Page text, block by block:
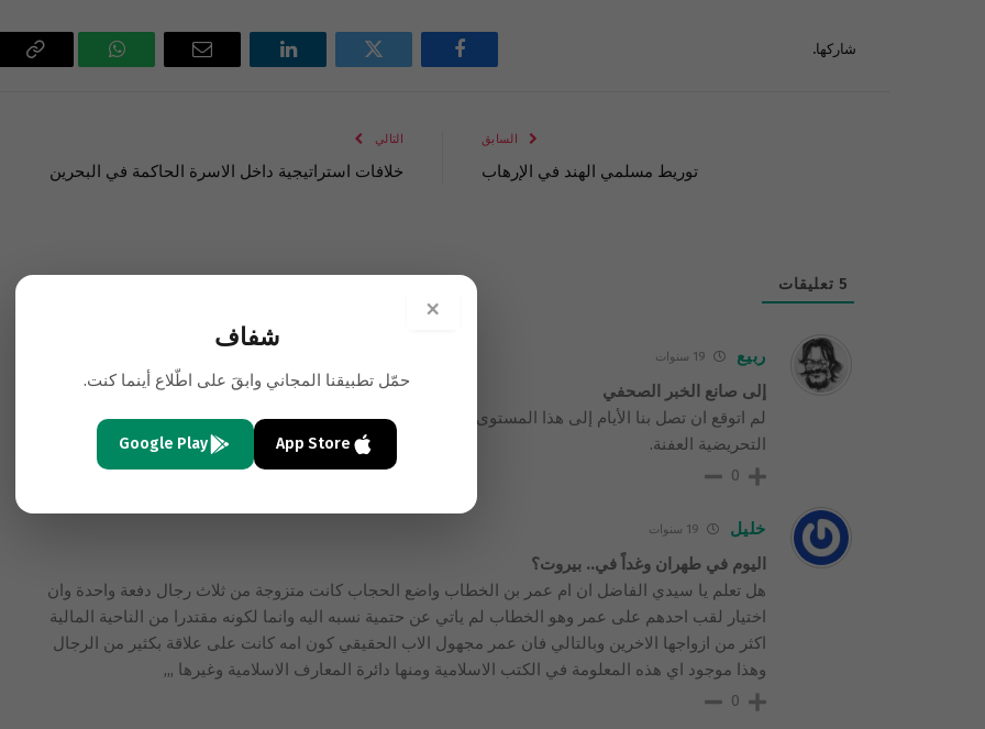
شاركها.
فيسبوك تويتر لينكدإن
البريد
واتساب
السابق
توريط مسلمي الهند في الإرهاب
التالي
خلافات استراتيجية داخل الاسرة الحاكمة في البحرين
5 تعليقات
ربيع
إلى صانع الخبر الصحفي
لم اتوقع ان تصل بنا الأيام إلى هذا المستوى المنحدر في نقل الخبر و في عنونة الخبر , اشعر بأنفاسكم
التحريضية العفنة.
0
خليل
اليوم في طهران وغداً في.. بيروت؟
هل تعلم يا سيدي الفاضل ان ام عمر بن الخطاب واضع الحجاب كانت متزوجة من ثلاث رجال دفعة واحدة وان
اختيار لقب احدهم على عمر وهو الخطاب لم ياتي عن حتمية نسبه اليه وانما لكونه مقتدرا من الناحية المالية
اكثر من ازواجها الاخرين وبالتالي فان عمر مجهول الاب الحقيقي كون امه كانت على علاقة بكثير من الرجال
وهذا موجود اي هذه المعلومة في الكتب الاسلامية ومنها دائرة المعارف الاسلامية وغيرها ,,,
0
×
شفاف
حمّل تطبيقنا المجاني وابقَ على اطّلاع أينما كنت.
App Store
Google Play